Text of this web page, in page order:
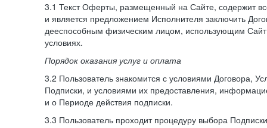
3.1 Текст Оферты, размещенный на Сайте, содержит
и является предложением Исполнителя заключить
дееспособным физическим лицом, использующим
условиях.
Порядок оказания услуг и оплата
3.2 Пользователь знакомится с условиями Договора,
Подписки, и условиями их предоставления,
и о Периоде действия подписки.
3.3 Пользователь проходит процедуру выбора